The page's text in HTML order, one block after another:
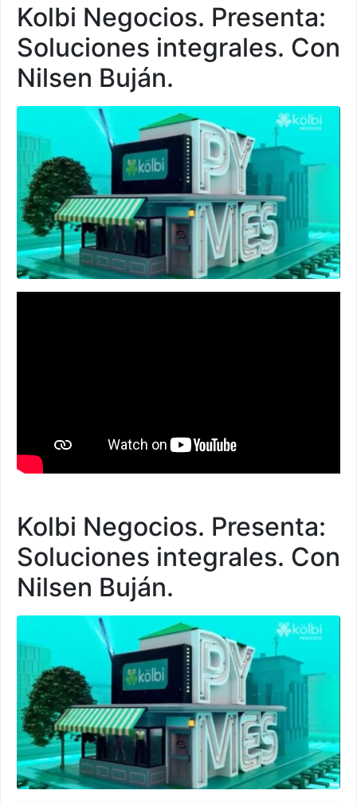
Kolbi Negocios. Presenta:
Soluciones integrales. Con
Nilsen Buján.
Kolbi Negocios. Presenta:
Soluciones integrales. Con
Nilsen Buján.